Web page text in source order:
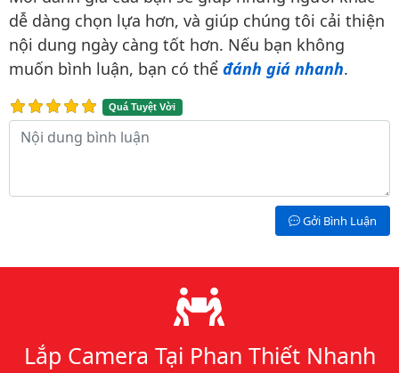
dễ dàng chọn lựa hơn, và giúp chúng tôi cải thiện
nội dung ngày càng tốt hơn. Nếu bạn không
muốn bình luận, bạn có thể đánh giá nhanh.
Quá Tuyệt Vời
Nội dung bình luận
Gởi Bình Luận
Lý do chọn chúng tôi
Lắp Camera Tại Phan Thiết Nhanh